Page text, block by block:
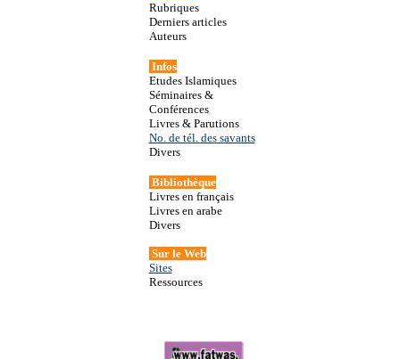
Rubriques
Derniers articles
Auteurs
Infos
Etudes Islamiques
Séminaires &
Conférences
Livres & Parutions
No. de tél. des savants
Divers
Bibliothèque
Livres en français
Livres en arabe
Divers
Surle Web
Sites
Ressources